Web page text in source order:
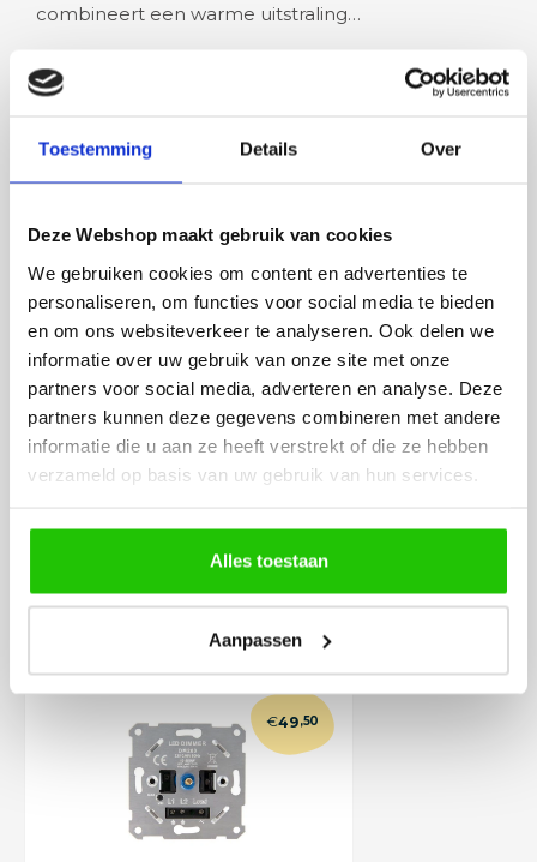
Toestemming Details Over
Deze Webshop maakt gebruik van cookies
We gebruiken cookies om content en advertenties te
personaliseren, om functies voor social media te bieden
en om ons websiteverkeer te analyseren. Ook delen we
informatie over uw gebruik van onze site met onze
partners voor social media, adverteren en analyse. Deze
partners kunnen deze gegevens combineren met andere
informatie die u aan ze heeft verstrekt of die ze hebben
verzameld op basis van uw gebruik van hun services.
Alles toestaan
Aanpassen
combineert een warme uitstraling…
Rian
Fijne site waar ik een mooie
lamp heb uitgekozen en
besteld. De volgende dag
werd deze al bezorgd. Super
netjes en veilig verpakt.
Anne
Het bestellen,
leveren verliep vlot en
volledig naar wens.
artikel is zeer mooi
veel sfeer, het is ook
eenvoudig te
BESTELINCLUSIEF
€49,50